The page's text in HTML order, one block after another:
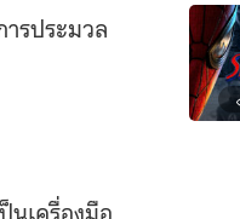
รประมวล
นเครื่องมือ